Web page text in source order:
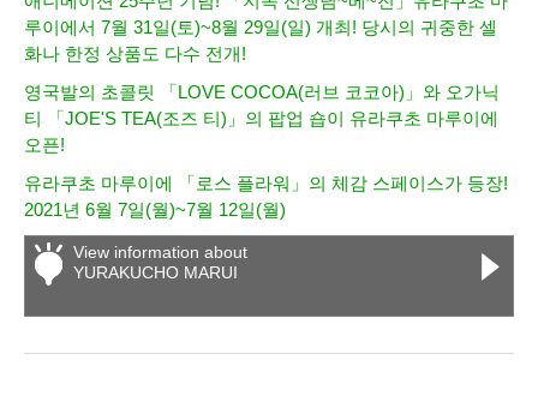
루이에서 7월 31일(토)~8월 29일(일) 개최! 당시의 귀중한 셀
화나 한정 상품도 다수 전개!
영국발의 초콜릿 「LOVE COCOA(러브 코코아)」와 오가닉
티 「JOE'S TEA(조즈 티)」의 팝업 숍이 유라쿠초 마루이에
오픈!
유라쿠초 마루이에 「로스 플라워」의 체감 스페이스가 등장!
2021년 6월 7일(월)~7월 12일(월)
View information about
YURAKUCHO MARUI